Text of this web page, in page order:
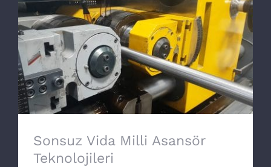
Sonsuz Vida Milli Asansör Teknolojileri
Sonsuz Vida Milli Asansör
Teknolojileri